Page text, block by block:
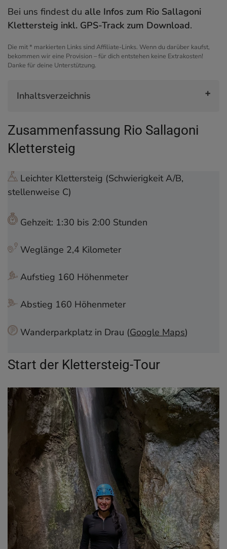
Bei uns findest du alle Infos zum Rio Sallagoni
Klettersteig inkl. GPS-Track zum Download.
Die mit * markierten Links sind Affiliate-Links. Wenn du darüber kaufst,
bekommen wir eine Provision – für dich entstehen keine Extrakosten!
Danke für deine Unterstützung.
Inhaltsverzeichnis
Start der Klettersteig-Tour
Der Einstieg in den Klettersteig
Gleich zu Beginn: Leichter Überhang
Tief in der Sallagoni-Schlucht
Seilbrücke Nummer 1
Seilbrücke Nummer 2
Der Weg zurück zum Parkplatz
Klettersteig wissen
Klettersteig?
Wanderführer für den Gardasee
Zusammenfassung Rio Sallagoni
Klettersteig
Leichter Klettersteig (Schwierigkeit A/B,
stellenweise C)
Gehzeit: 1:30 bis 2:00 Stunden
Weglänge 2,4 Kilometer
Aufstieg 160 Höhenmeter
Abstieg 160 Höhenmeter
Wanderparkplatz in Drau (Google Maps)
Start der Klettersteig-Tour